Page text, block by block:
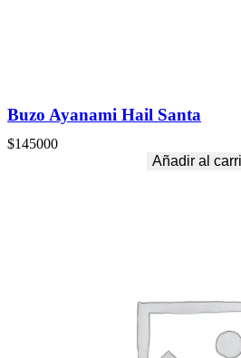
Buzo Ayanami Hail Santa
$145000
Añadir al